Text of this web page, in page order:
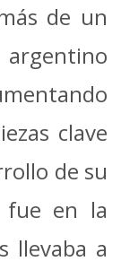
de un
clave
de su
fue en la
llevaba a